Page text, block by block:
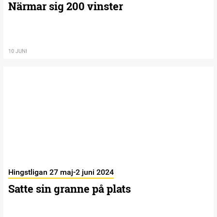
Närmar sig 200 vinster
10 JUNI
Hingstligan 27 maj-2 juni 2024
Satte sin granne på plats